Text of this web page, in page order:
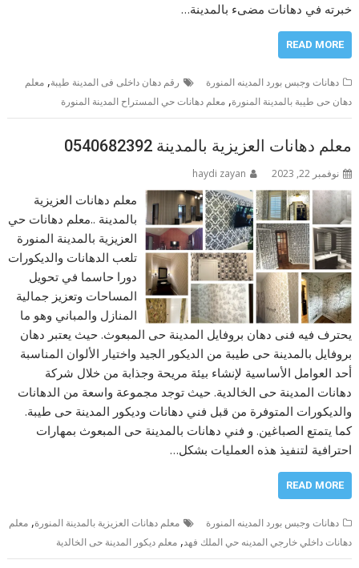
خبرته في دهانات مضىء بالمدينة…
READ MORE
دهانات وجبس بورد المدينه المنورة رقم دهان داخلى فى المدينة طيبة,معلم
دهان حى طيبة بالمدينة المنورة,معلم دهانات حي المستراح المدينة المنورة
معلم دهانات العزيزية بالمدينة 0540682392
نوفمبر 22, 2023 haydi zayan
معلم دهانات العزيزية
بالمدينة ..معلم دهانات حي
العزيزية بالمدينة المنورة
تلعب الدهانات والديكورات
دورا حاسما في تحويل
المساحات وتعزيز جمالية
المنازل والمباني وهو ما
يحترف فيه فنى دهان بروفايل المدينة حى المبعوث. حيث يعتبر دهان
بروفايل بالمدينة حى طيبة من الديكور الجيد واختيار الألوان المناسبة
أحد العوامل الأساسية لإنشاء بيئة مريحة وجذابة من خلال شركة
دهانات المدينة حى الخالدية. حيث توجد مجموعة واسعة من الدهانات
والديكورات المتوفرة من قبل فني دهانات وديكور المدينة حى طيبة.
كما يتمتع الصباغين. و فني دهانات بالمدينة حى المبعوث بمهارات
احترافية لتنفيذ هذه العمليات بشكل…
READ MORE
دهانات وجبس بورد المدينه المنورة معلم دهانات العزيزية بالمدينة المنورة,معلم
دهانات داخلي خارجي المدينه حي الملك فهد,معلم ديكور المدينة حى الخالدية